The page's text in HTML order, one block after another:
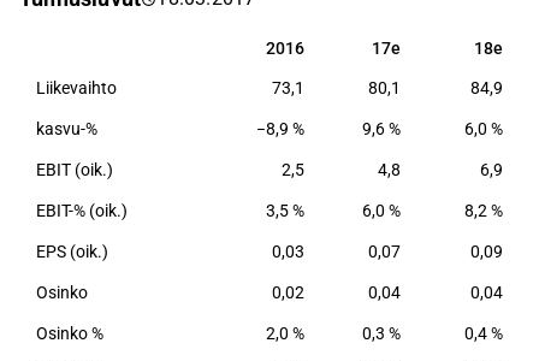
tuotantolaitoksia Euroopassa, Aasiassa ja
2016 17e 18e
2016 17e 18e
Liikevaihto 73,1 80,1 84,9
kasvu-% −8,9 % 9,6 % 6,0 %
EBIT (oik.) 2,5 4,8 6,9
EBIT-% (oik.) 3,5 % 6,0 % 8,2 %
EPS (oik.) 0,03 0,07 0,09
Osinko 0,02 0,04 0,04
Osinko % 2,0 % 0,3 % 0,4 %